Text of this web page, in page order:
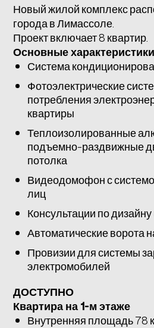
Новый жилой комплекс
города в Лимассоле.
Проект включает 8 квартир.
Основные характеристики
Система
Фотоэлектрические
потребления
квартиры
Теплоизолированные
подъемно-раздвижные
потолка
Видеодомофон с
лиц
Консультации по
Автоматические ворота
Провизии для системы
электромобилей
ДОСТУПНО
Квартира на 1-м этаже
Внутренняя площадь 78